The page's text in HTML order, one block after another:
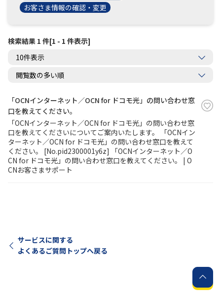
工事・故障情報
各種ダウンロード
履歴・お気に入り
お知らせ サポートサイトの使い方
NTTドコモビジネスのお客さ
まはこちら
工事・故障情報通知
サービス
お客さま情報の確認・変更
検索結果 1 件[1 - 1 件表示]
「OCNインターネット／OCN for ドコモ光」の問い合わせ窓
口を教えてください。
「OCNインターネット／OCN for ドコモ光」の問い合わせ窓
口を教えてくださいについてご案内いたします。 「OCNイン
ターネット／OCN for ドコモ光」の問い合わせ窓口を教えて
ください。 [No.pid2300001y6z] 「OCNインターネット／O
CN for ドコモ光」の問い合わせ窓口を教えてください。 | O
CNお客さまサポート
サービスに関する
よくあるご質問トップへ戻る